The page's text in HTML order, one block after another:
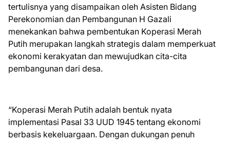
tertulisnya yang disampaikan oleh Asisten Bidang
Perekonomian dan Pembangunan H Gazali
menekankan bahwa pembentukan Koperasi Merah
Putih merupakan langkah strategis dalam memperkuat
ekonomi kerakyatan dan mewujudkan cita-cita
pembangunan dari desa.
“Koperasi Merah Putih adalah bentuk nyata
implementasi Pasal 33 UUD 1945 tentang ekonomi
berbasis kekeluargaan. Dengan dukungan penuh